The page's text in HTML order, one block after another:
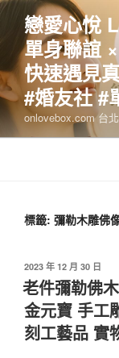
跳
主
要
內
容
戀愛心悅
單身聯誼
快速遇見
#婚友社 #
onlovebox.com 台
標籤: 彌勒木雕佛
發
佈
於
2023 年 12 月 30 日
老件彌勒佛
金元寶 手工
刻工藝品 實